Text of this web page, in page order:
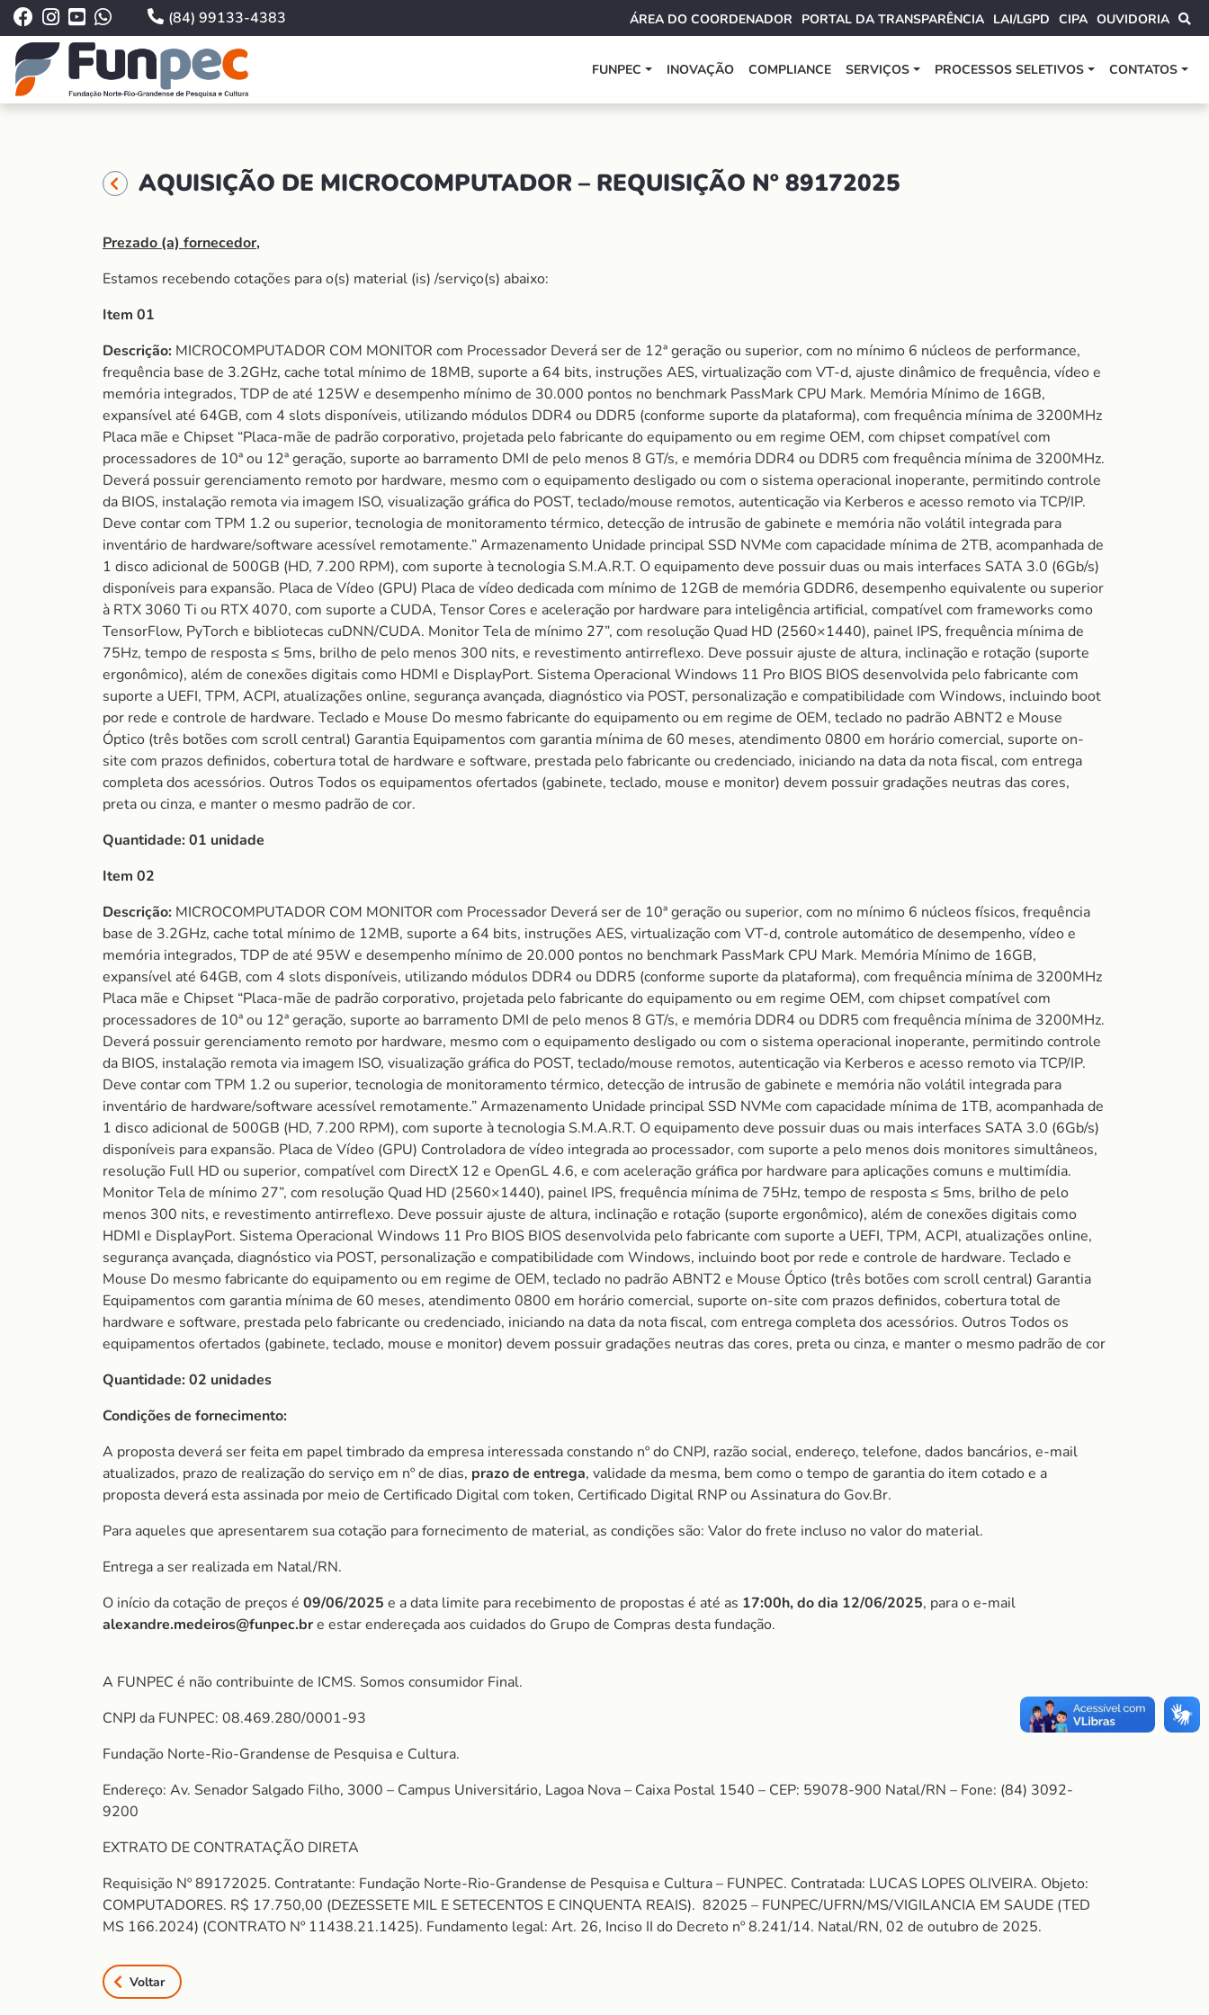
(84) 99133-4383 ÁREA DO COORDENADOR PORTAL DA TRANSPARÊNCIA LAI/LGPD CIPA OUVIDORIA
FUNPEC INOVAÇÃO COMPLIANCE SERVIÇOS PROCESSOS SELETIVOS CONTATOS
AQUISIÇÃO DE MICROCOMPUTADOR – REQUISIÇÃO Nº 89172025
Prezado (a) fornecedor,
Estamos recebendo cotações para o(s) material (is) /serviço(s) abaixo:
Item 01
Descrição: MICROCOMPUTADOR COM MONITOR com Processador Deverá ser de 12ª geração ou superior, com no mínimo 6 núcleos de performance,
frequência base de 3.2GHz, cache total mínimo de 18MB, suporte a 64 bits, instruções AES, virtualização com VT-d, ajuste dinâmico de frequência, vídeo e
memória integrados, TDP de até 125W e desempenho mínimo de 30.000 pontos no benchmark PassMark CPU Mark. Memória Mínimo de 16GB,
expansível até 64GB, com 4 slots disponíveis, utilizando módulos DDR4 ou DDR5 (conforme suporte da plataforma), com frequência mínima de 3200MHz
Placa mãe e Chipset “Placa-mãe de padrão corporativo, projetada pelo fabricante do equipamento ou em regime OEM, com chipset compatível com
processadores de 10ª ou 12ª geração, suporte ao barramento DMI de pelo menos 8 GT/s, e memória DDR4 ou DDR5 com frequência mínima de 3200MHz.
Deverá possuir gerenciamento remoto por hardware, mesmo com o equipamento desligado ou com o sistema operacional inoperante, permitindo controle
da BIOS, instalação remota via imagem ISO, visualização gráfica do POST, teclado/mouse remotos, autenticação via Kerberos e acesso remoto via TCP/IP.
Deve contar com TPM 1.2 ou superior, tecnologia de monitoramento térmico, detecção de intrusão de gabinete e memória não volátil integrada para
inventário de hardware/software acessível remotamente.” Armazenamento Unidade principal SSD NVMe com capacidade mínima de 2TB, acompanhada de
1 disco adicional de 500GB (HD, 7.200 RPM), com suporte à tecnologia S.M.A.R.T. O equipamento deve possuir duas ou mais interfaces SATA 3.0 (6Gb/s)
disponíveis para expansão. Placa de Vídeo (GPU) Placa de vídeo dedicada com mínimo de 12GB de memória GDDR6, desempenho equivalente ou superior
à RTX 3060 Ti ou RTX 4070, com suporte a CUDA, Tensor Cores e aceleração por hardware para inteligência artificial, compatível com frameworks como
TensorFlow, PyTorch e bibliotecas cuDNN/CUDA. Monitor Tela de mínimo 27”, com resolução Quad HD (2560×1440), painel IPS, frequência mínima de
75Hz, tempo de resposta ≤ 5ms, brilho de pelo menos 300 nits, e revestimento antirreflexo. Deve possuir ajuste de altura, inclinação e rotação (suporte
ergonômico), além de conexões digitais como HDMI e DisplayPort. Sistema Operacional Windows 11 Pro BIOS BIOS desenvolvida pelo fabricante com
suporte a UEFI, TPM, ACPI, atualizações online, segurança avançada, diagnóstico via POST, personalização e compatibilidade com Windows, incluindo boot
por rede e controle de hardware. Teclado e Mouse Do mesmo fabricante do equipamento ou em regime de OEM, teclado no padrão ABNT2 e Mouse
Óptico (três botões com scroll central) Garantia Equipamentos com garantia mínima de 60 meses, atendimento 0800 em horário comercial, suporte on-
site com prazos definidos, cobertura total de hardware e software, prestada pelo fabricante ou credenciado, iniciando na data da nota fiscal, com entrega
completa dos acessórios. Outros Todos os equipamentos ofertados (gabinete, teclado, mouse e monitor) devem possuir gradações neutras das cores,
preta ou cinza, e manter o mesmo padrão de cor.
Quantidade: 01 unidade
Item 02
Descrição: MICROCOMPUTADOR COM MONITOR com Processador Deverá ser de 10ª geração ou superior, com no mínimo 6 núcleos físicos, frequência
base de 3.2GHz, cache total mínimo de 12MB, suporte a 64 bits, instruções AES, virtualização com VT-d, controle automático de desempenho, vídeo e
memória integrados, TDP de até 95W e desempenho mínimo de 20.000 pontos no benchmark PassMark CPU Mark. Memória Mínimo de 16GB,
expansível até 64GB, com 4 slots disponíveis, utilizando módulos DDR4 ou DDR5 (conforme suporte da plataforma), com frequência mínima de 3200MHz
Placa mãe e Chipset “Placa-mãe de padrão corporativo, projetada pelo fabricante do equipamento ou em regime OEM, com chipset compatível com
processadores de 10ª ou 12ª geração, suporte ao barramento DMI de pelo menos 8 GT/s, e memória DDR4 ou DDR5 com frequência mínima de 3200MHz.
Deverá possuir gerenciamento remoto por hardware, mesmo com o equipamento desligado ou com o sistema operacional inoperante, permitindo controle
da BIOS, instalação remota via imagem ISO, visualização gráfica do POST, teclado/mouse remotos, autenticação via Kerberos e acesso remoto via TCP/IP.
Deve contar com TPM 1.2 ou superior, tecnologia de monitoramento térmico, detecção de intrusão de gabinete e memória não volátil integrada para
inventário de hardware/software acessível remotamente.” Armazenamento Unidade principal SSD NVMe com capacidade mínima de 1TB, acompanhada de
1 disco adicional de 500GB (HD, 7.200 RPM), com suporte à tecnologia S.M.A.R.T. O equipamento deve possuir duas ou mais interfaces SATA 3.0 (6Gb/s)
disponíveis para expansão. Placa de Vídeo (GPU) Controladora de vídeo integrada ao processador, com suporte a pelo menos dois monitores simultâneos,
resolução Full HD ou superior, compatível com DirectX 12 e OpenGL 4.6, e com aceleração gráfica por hardware para aplicações comuns e multimídia.
Monitor Tela de mínimo 27”, com resolução Quad HD (2560×1440), painel IPS, frequência mínima de 75Hz, tempo de resposta ≤ 5ms, brilho de pelo
menos 300 nits, e revestimento antirreflexo. Deve possuir ajuste de altura, inclinação e rotação (suporte ergonômico), além de conexões digitais como
HDMI e DisplayPort. Sistema Operacional Windows 11 Pro BIOS BIOS desenvolvida pelo fabricante com suporte a UEFI, TPM, ACPI, atualizações online,
segurança avançada, diagnóstico via POST, personalização e compatibilidade com Windows, incluindo boot por rede e controle de hardware. Teclado e
Mouse Do mesmo fabricante do equipamento ou em regime de OEM, teclado no padrão ABNT2 e Mouse Óptico (três botões com scroll central) Garantia
Equipamentos com garantia mínima de 60 meses, atendimento 0800 em horário comercial, suporte on-site com prazos definidos, cobertura total de
hardware e software, prestada pelo fabricante ou credenciado, iniciando na data da nota fiscal, com entrega completa dos acessórios. Outros Todos os
equipamentos ofertados (gabinete, teclado, mouse e monitor) devem possuir gradações neutras das cores, preta ou cinza, e manter o mesmo padrão de cor
Quantidade: 02 unidades
Condições de fornecimento:
A proposta deverá ser feita em papel timbrado da empresa interessada constando nº do CNPJ, razão social, endereço, telefone, dados bancários, e-mail
atualizados, prazo de realização do serviço em nº de dias, prazo de entrega, validade da mesma, bem como o tempo de garantia do item cotado e a
proposta deverá esta assinada por meio de Certificado Digital com token, Certificado Digital RNP ou Assinatura do Gov.Br.
Para aqueles que apresentarem sua cotação para fornecimento de material, as condições são: Valor do frete incluso no valor do material.
Entrega a ser realizada em Natal/RN.
O início da cotação de preços é 09/06/2025 e a data limite para recebimento de propostas é até as 17:00h, do dia 12/06/2025, para o e-mail
alexandre.medeiros@funpec.bre estar endereçada aos cuidados do Grupo de Compras desta fundação.
A FUNPEC é não contribuinte de ICMS. Somos consumidor Final.
CNPJ da FUNPEC: 08.469.280/0001-93
Fundação Norte-Rio-Grandense de Pesquisa e Cultura.
Endereço: Av. Senador Salgado Filho, 3000 – Campus Universitário, Lagoa Nova – Caixa Postal 1540 – CEP: 59078-900 Natal/RN – Fone: (84) 3092-
9200
EXTRATO DE CONTRATAÇÃO DIRETA
Requisição Nº 89172025. Contratante: Fundação Norte-Rio-Grandense de Pesquisa e Cultura – FUNPEC. Contratada: LUCAS LOPES OLIVEIRA. Objeto:
COMPUTADORES. R$ 17.750,00 (DEZESSETE MIL E SETECENTOS E CINQUENTA REAIS). 82025 – FUNPEC/UFRN/MS/VIGILANCIA EM SAUDE (TED
MS 166.2024) (CONTRATO Nº 11438.21.1425). Fundamento legal: Art. 26, Inciso II do Decreto nº 8.241/14. Natal/RN, 02 de outubro de 2025.
Voltar